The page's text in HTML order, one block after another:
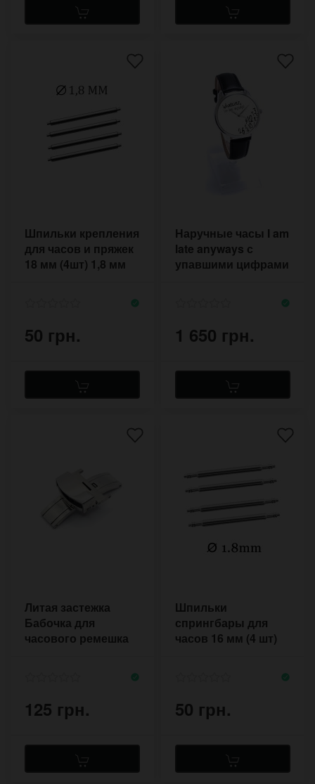
Шпильки крепления
для часов и пряжек
18 мм (4шт) 1,8 мм
50 грн.
Наручные часы I am
late anyways с
упавшими цифрами
1 650 грн.
Литая застежка
Бабочка для
часового ремешка
125 грн.
Шпильки
спрингбары для
часов 16 мм (4 шт)
50 грн.